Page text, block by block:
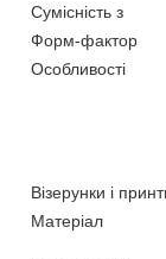
Сумісність з
Форм-фактор
Особливості
Візерунки і
Матеріал